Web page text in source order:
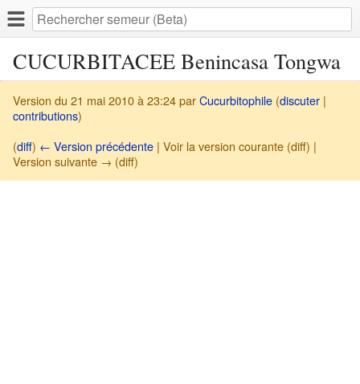
CUCURBITACEE Benincasa Tongwa
Version du 21 mai 2010 à 23:24 parCucurbitophile (discuter |
contributions)
(diff) ← Version précédente | Voir la version courante (diff) |
Version suivante → (diff)